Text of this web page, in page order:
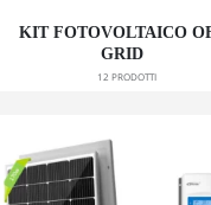
KIT FOTOVOLTAICO
GRID
12 PRODOTTI